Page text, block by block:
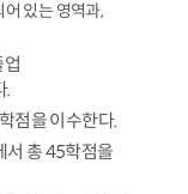
있는 영역과,
.
점을 이수한다.
서 총 45학점을